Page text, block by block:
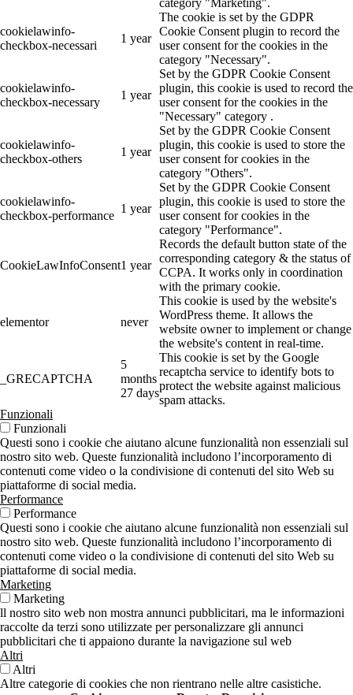
cookielawinfo-
checkbox-necessari
1 year
The cookie is set by the GDPR
Cookie Consent plugin to record the
user consent for the cookies in the
category "Necessary".
cookielawinfo-
checkbox-necessary
1 year
Set by the GDPR Cookie Consent
plugin, this cookie is used to record the
user consent for the cookies in the
"Necessary" category .
cookielawinfo-
checkbox-others
1 year
Set by the GDPR Cookie Consent
plugin, this cookie is used to store the
user consent for cookies in the
category "Others".
cookielawinfo-
checkbox-performance
1 year
Set by the GDPR Cookie Consent
plugin, this cookie is used to store the
user consent for cookies in the
category "Performance".
CookieLawInfoConsent1 year
Records the default button state of the
corresponding category & the status of
CCPA. It works only in coordination
with the primary cookie.
elementor never
This cookie is used by the website's
WordPress theme. It allows the
website owner to implement or change
the website's content in real-time.
_GRECAPTCHA
5
months
27 days
This cookie is set by the Google
recaptcha service to identify bots to
protect the website against malicious
spam attacks.
Funzionali
Funzionali
Questi sono i cookie che aiutano alcune funzionalità non essenziali sul
nostro sito web. Queste funzionalità includono l’incorporamento di
contenuti come video o la condivisione di contenuti del sito Web su
piattaforme di social media.
Performance
Performance
Questi sono i cookie che aiutano alcune funzionalità non essenziali sul
nostro sito web. Queste funzionalità includono l’incorporamento di
contenuti come video o la condivisione di contenuti del sito Web su
piattaforme di social media.
Marketing
Marketing
ll nostro sito web non mostra annunci pubblicitari, ma le informazioni
raccolte da terzi sono utilizzate per personalizzare gli annunci
pubblicitari che ti appaiono durante la navigazione sul web
Altri
Altri
Altre categorie di cookies che non rientrano nelle altre casistiche.